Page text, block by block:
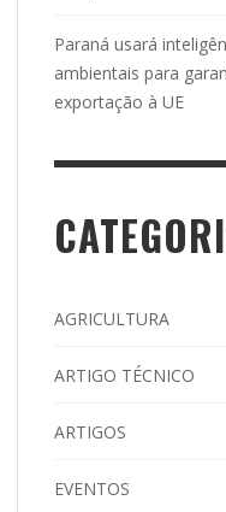
Paraná usará
ambientais para
exportação à UE
AGRICULTURA
ARTIGO TÉCNICO
ARTIGOS
EVENTOS